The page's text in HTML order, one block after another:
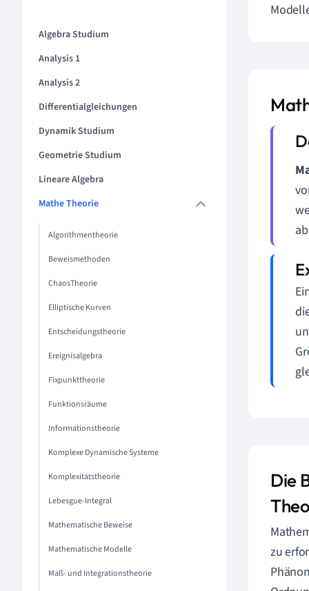
Algebra Studium
Analysis 1
Analysis 2
Differentialgleichungen
Dynamik Studium
Geometrie Studium
Lineare Algebra
Mathe Theorie
Algorithmentheorie
Beweismethoden
ChaosTheorie
Elliptische Kurven
Entscheidungstheorie
Ereignisalgebra
Fixpunkttheorie
Funktionsräume
Informationstheorie
Komplexe Dynamische Systeme
Komplexitätstheorie
Lebesgue-Integral
Mathematische Beweise
Mathematische Modelle
Maß- und Integrationstheorie
Die
zu